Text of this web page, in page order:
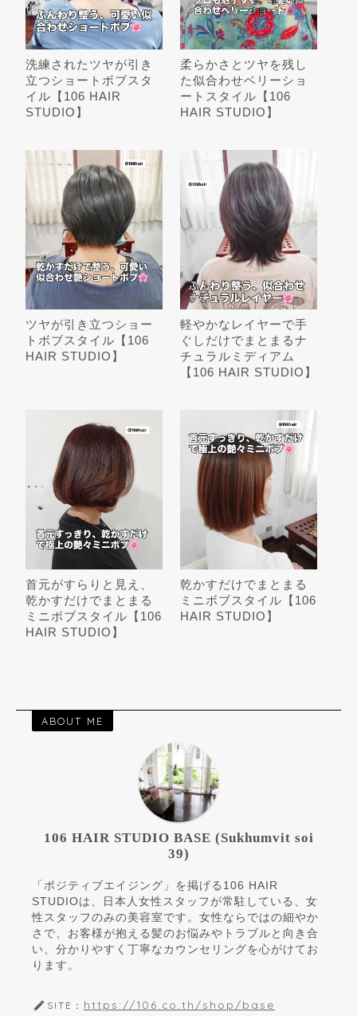
洗練されたツヤが引き
立つショートボブスタ
イル【106 HAIR
STUDIO】
柔らかさとツヤを残し
た似合わせベリーショ
ートスタイル【106
HAIR STUDIO】
ツヤが引き立つショー
トボブスタイル【106
HAIR STUDIO】
軽やかなレイヤーで手
ぐしだけでまとまるナ
チュラルミディアム
【106 HAIR STUDIO】
首元がすらりと見え、
乾かすだけでまとまる
ミニボブスタイル【106
HAIR STUDIO】
乾かすだけでまとまる
ミニボブスタイル【106
HAIR STUDIO】
ABOUT ME
106 HAIR STUDIO BASE (Sukhumvit soi
39)
「ポジティブエイジング」を掲げる106 HAIR
STUDIOは、日本人女性スタッフが常駐している、女
性スタッフのみの美容室です。女性ならではの細やか
さで、お客様が抱える髪のお悩みやトラブルと向き合
い、分かりやすく丁寧なカウンセリングを心がけてお
ります。
SITE： https://106.co.th/shop/base